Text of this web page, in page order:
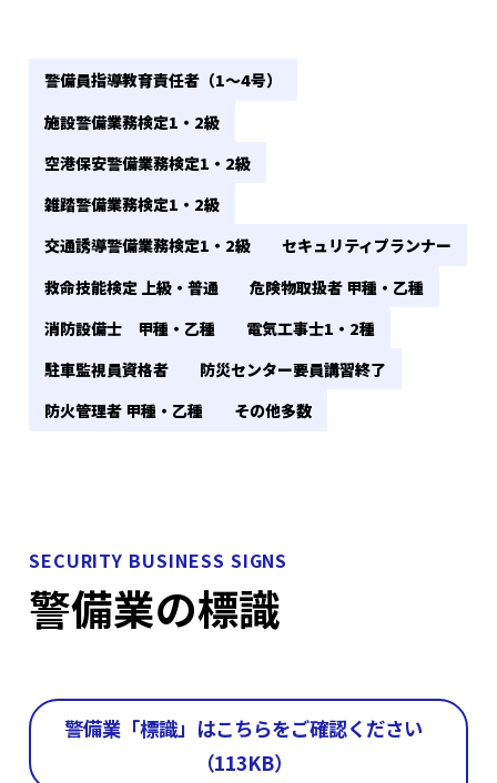
警備員指導教育責任者（1～4号）
施設警備業務検定1・2級
空港保安警備業務検定1・2級
雑踏警備業務検定1・2級
交通誘導警備業務検定1・2級
セキュリティプランナー
救命技能検定 上級・普通
危険物取扱者 甲種・乙種
消防設備士 甲種・乙種
電気工事士1・2種
駐車監視員資格者
防災センター要員講習終了
防火管理者 甲種・乙種
その他多数
SECURITY BUSINESS SIGNS
警備業の標識
警備業「標識」はこちらをご確認ください
（113KB）